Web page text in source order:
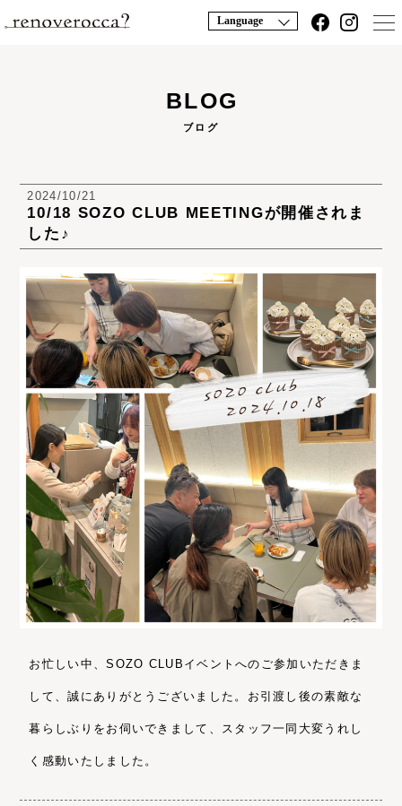
Language
BLOG
ブログ
2024/10/21
10/18 SOZO CLUB MEETINGが開催されま
した♪
お忙しい中、SOZO CLUBイベントへのご参加いただきま
して、誠にありがとうございました。お引渡し後の素敵な
暮らしぶりをお伺いできまして、スタッフ一同大変うれし
く感動いたしました。